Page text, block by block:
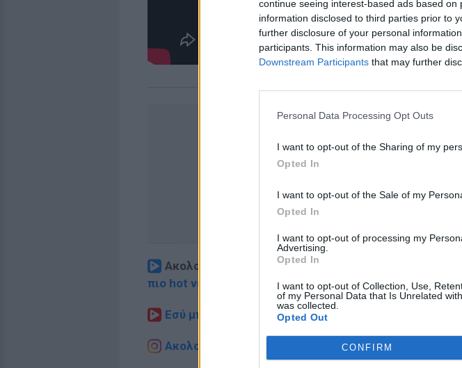
continue seeing interest-based ads based
information disclosed to third parties prior to
further disclosure of your personal
participants. This information may also be
Downstream Participants that may further
Personal Data Processing Opt Outs
I want to opt-out of the Sharing of my
Opted In
I want to opt-out of the Sale of my
Opted In
I want to opt-out of processing my
Advertising.
Opted In
I want to opt-out of Collection, Use,
of my Personal Data that Is Unrelated
was collected.
Opted Out
CONFIRM
Ακολουθήστε το E-Radio.gr στο
πιο hot νέα
Εσύ μπήκες στο E-Daily.gr; Τα νέα της ημέρας και ότι
Ακολουθήστε το E-Radio.gr και στο Instagram